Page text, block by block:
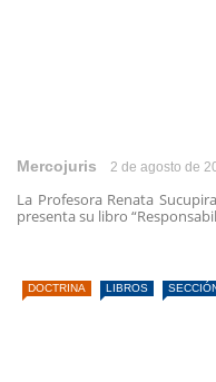
Mercojuris 2 de agosto de
La Profesora Renata
presenta su libro
DOCTRINA LIBROS